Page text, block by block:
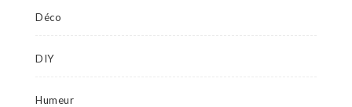
Déco
DIY
Humeur